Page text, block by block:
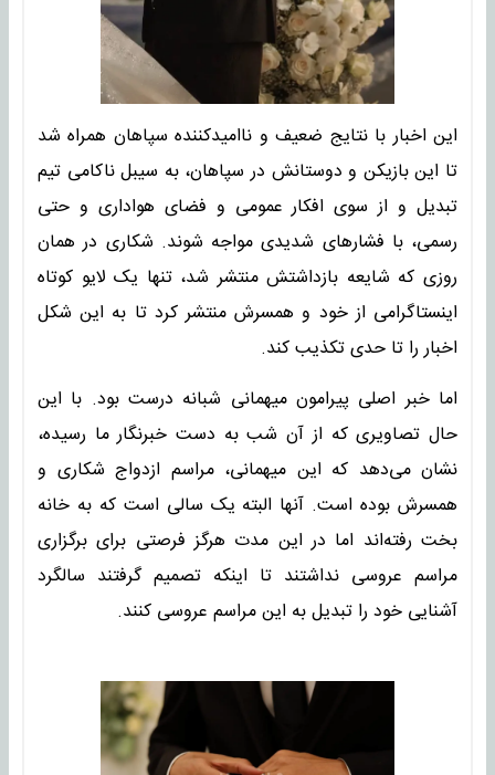
این اخبار با نتایج ضعیف و ناامیدکننده سپاهان همراه شد
تا این بازیکن و دوستانش در سپاهان، به سیبل ناکامی تیم
تبدیل و از سوی افکار عمومی و فضای هواداری و حتی
رسمی، با فشارهای شدیدی مواجه شوند. شکاری در همان
روزی که شایعه بازداشتش منتشر شد، تنها یک لایو کوتاه
اینستاگرامی از خود و همسرش منتشر کرد تا به این شکل
اخبار را تا حدی تکذیب کند.
اما خبر اصلی پیرامون میهمانی شبانه درست بود. با این
حال تصاویری که از آن شب به دست خبرنگار ما رسیده،
نشان می‌دهد که این میهمانی، مراسم ازدواج شکاری و
همسرش بوده است. آنها البته یک سالی است که به خانه
بخت رفته‌اند اما در این مدت هرگز فرصتی برای برگزاری
مراسم عروسی نداشتند تا اینکه تصمیم گرفتند سالگرد
آشنایی خود را تبدیل به این مراسم عروسی کنند.